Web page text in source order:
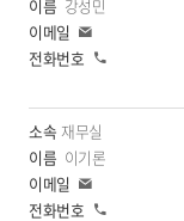
강성민
일전
재무실
이기론
일전